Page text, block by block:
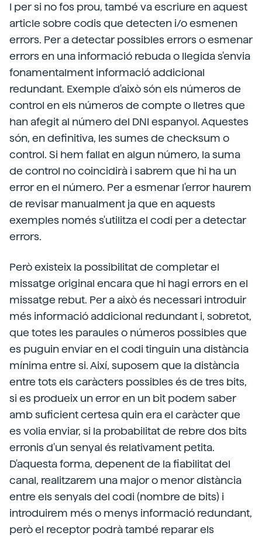
I per si no fos prou, també va escriure en aquest
article sobre codis que detecten i/o esmenen
errors. Per a detectar possibles errors o esmenar
errors en una informació rebuda o llegida s'envia
fonamentalment informació addicional
redundant. Exemple d'això són els números de
control en els números de compte o lletres que
han afegit al número del DNI espanyol. Aquestes
són, en definitiva, les sumes de checksum o
control. Si hem fallat en algun número, la suma
de control no coincidirà i sabrem que hi ha un
error en el número. Per a esmenar l'error haurem
de revisar manualment ja que en aquests
exemples només s'utilitza el codi per a detectar
errors.
Però existeix la possibilitat de completar el
missatge original encara que hi hagi errors en el
missatge rebut. Per a això és necessari introduir
més informació addicional redundant i, sobretot,
que totes les paraules o números possibles que
es puguin enviar en el codi tinguin una distància
mínima entre si. Així, suposem que la distància
entre tots els caràcters possibles és de tres bits,
si es produeix un error en un bit podem saber
amb suficient certesa quin era el caràcter que
es volia enviar, si la probabilitat de rebre dos bits
erronis d'un senyal és relativament petita.
D'aquesta forma, depenent de la fiabilitat del
canal, realitzarem una major o menor distància
entre els senyals del codi (nombre de bits) i
introduirem més o menys informació redundant,
però el receptor podrà també reparar els